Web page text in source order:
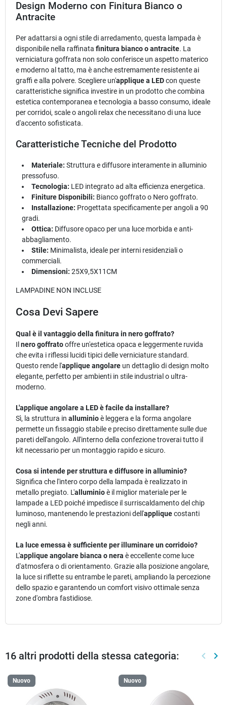
Design Moderno con Finitura Bianco o
Antracite
Per adattarsi a ogni stile di arredamento, questa lampada è
disponibile nella raffinata finitura bianco o antracite. La
verniciatura goffrata non solo conferisce un aspetto materico
e moderno al tatto, ma è anche estremamente resistente ai
graffi e alla polvere. Scegliere un'applique a LEDcon queste
caratteristiche significa investire in un prodotto che combina
estetica contemporanea e tecnologia a basso consumo, ideale
per corridoi, scale o angoli relax che necessitano di una luce
d'accento sofisticata.
Caratteristiche Tecniche del Prodotto
Materiale: Struttura e diffusore interamente in alluminio
pressofuso.
Tecnologia: LED integrato ad alta efficienza energetica.
Finiture Disponibili: Bianco goffrato o Nero goffrato.
Installazione: Progettata specificamente per angoli a 90
gradi.
Ottica: Diffusore opaco per una luce morbida e anti-
abbagliamento.
Stile: Minimalista, ideale per interni residenziali o
commerciali.
Dimensioni:25X9,5X11CM
LAMPADINE NON INCLUSE
Cosa Devi Sapere
Qual è il vantaggio della finitura in nero goffrato?
Il nero goffratooffre un'estetica opaca e leggermente ruvida
che evita i riflessi lucidi tipici delle verniciature standard.
Questo rende l'applique angolare un dettaglio di design molto
elegante, perfetto per ambienti in stile industrial o ultra-
moderno.
L'applique angolare a LED è facile da installare?
Sì, la struttura in alluminioè leggera e la forma angolare
permette un fissaggio stabile e preciso direttamente sulle due
pareti dell'angolo. All'interno della confezione troverai tutto il
kit necessario per un montaggio rapido e sicuro.
Cosa si intende per struttura e diffusore in alluminio?
Significa che l'intero corpo della lampada è realizzato in
metallo pregiato. L'alluminioè il miglior materiale per le
lampade a LED poiché impedisce il surriscaldamento del chip
luminoso, mantenendo le prestazioni dell'appliquecostanti
negli anni.
La luce emessa è sufficiente per illuminare un corridoio?
L'applique angolare bianca o nera è eccellente come luce
d'atmosfera o di orientamento. Grazie alla posizione angolare,
la luce si riflette su entrambe le pareti, ampliando la percezione
dello spazio e garantendo un comfort visivo ottimale senza
zone d'ombra fastidiose.
16 altri prodotti della stessa categoria: keyboard_arrow_left keyboard_arrow_right
Nuovo Nuovo